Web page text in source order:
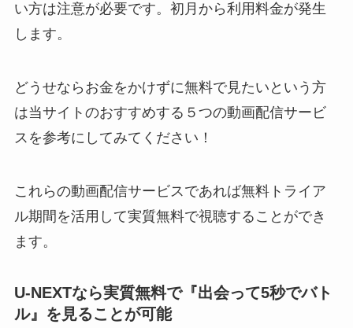
い方は注意が必要です。初月から利用料金が発生
します。
どうせならお金をかけずに無料で見たいという方
は当サイトのおすすめする５つの動画配信サービ
スを参考にしてみてください！
これらの動画配信サービスであれば無料トライア
ル期間を活用して実質無料で視聴することができ
ます。
U-NEXTなら実質無料で『出会って5秒でバト
ル』 を見ることが可能